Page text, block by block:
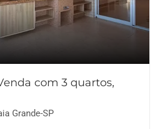
com 3 quartos,
Grande-SP